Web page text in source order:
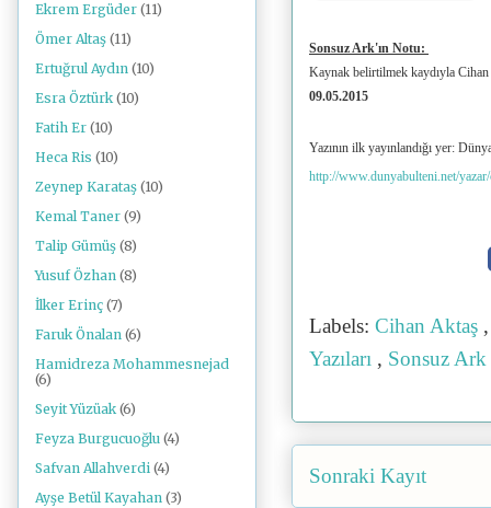
Sonsuz Ark'ın Notu:
Kaynak belirtilmek kaydıyla Cihan
09.05.2015
Yazının ilk yayınlandığı yer:
http://www.dunyabulteni.net/
Labels: Cihan Aktaş
Yazıları , Sonsuz Ark
Sonraki Kayıt
Ekrem Ergüder (11)
Ömer Altaş (11)
Ertuğrul Aydın (10)
Esra Öztürk (10)
Fatih Er (10)
Heca Ris (10)
Zeynep Karataş (10)
Kemal Taner (9)
Talip Gümüş (8)
Yusuf Özhan (8)
İlker Erinç (7)
Faruk Önalan (6)
Hamidreza Mohammesnejad
(6)
Seyit Yüzüak (6)
Feyza Burgucuoğlu (4)
Safvan Allahverdi (4)
Ayşe Betül Kayahan (3)